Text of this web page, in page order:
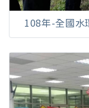
108年-全國水